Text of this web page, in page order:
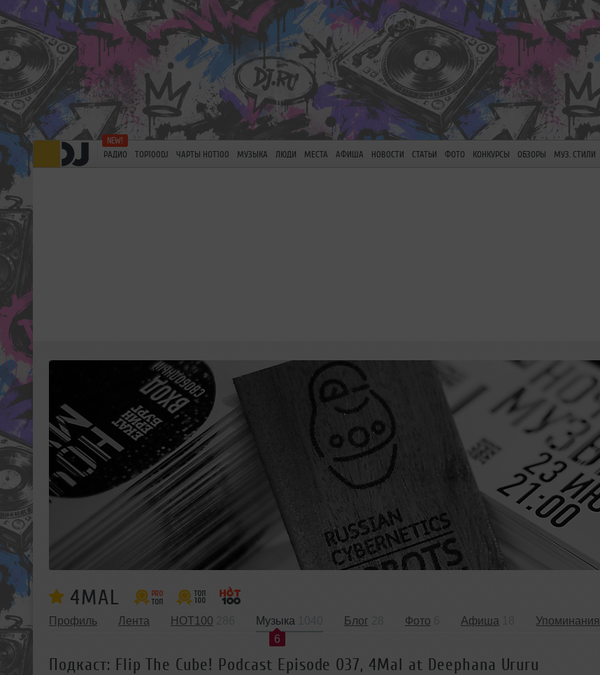
РАДИО TOP100DJ ЧАРТЫ HOT100 МУЗЫКА ЛЮДИ МЕСТА АФИША НОВОСТИ СТАТЬИ ФОТО КОНКУРСЫ ОБЗОРЫ МУЗ. СТИЛИ
4MAL
Профиль Лента HOT100
Музыка
6
Блог Фото Афиша Упоминания
Подкаст: Flip The Cube! Podcast Episode 037, 4Mal at Deephana Ururu